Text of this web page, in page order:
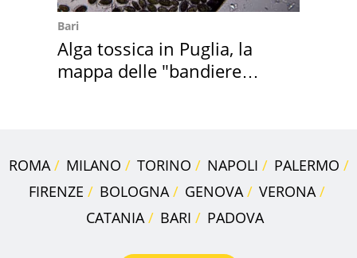
Bari
Alga tossica in Puglia, la
mappa delle "bandiere
ROMA MILANO TORINO NAPOLI
PALERMO
FIRENZE
BOLOGNA GENOVA
VERONA
CATANIA
BARI PADOVA